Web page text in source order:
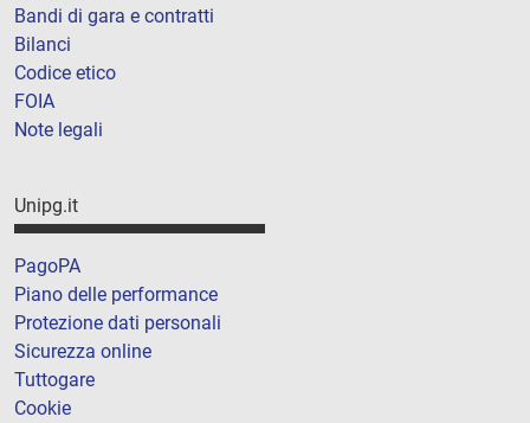
Bandi di gara e contratti
Bilanci
Codice etico
FOIA
Note legali
Unipg.it
PagoPA
Piano delle performance
Protezione dati personali
Sicurezza online
Tuttogare
Cookie